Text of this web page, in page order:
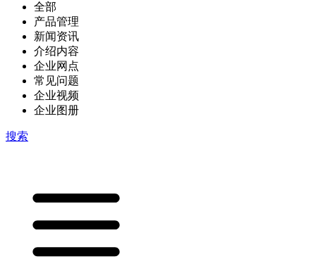
全部
产品管理
新闻资讯
介绍内容
企业网点
常见问题
企业视频
企业图册
搜索